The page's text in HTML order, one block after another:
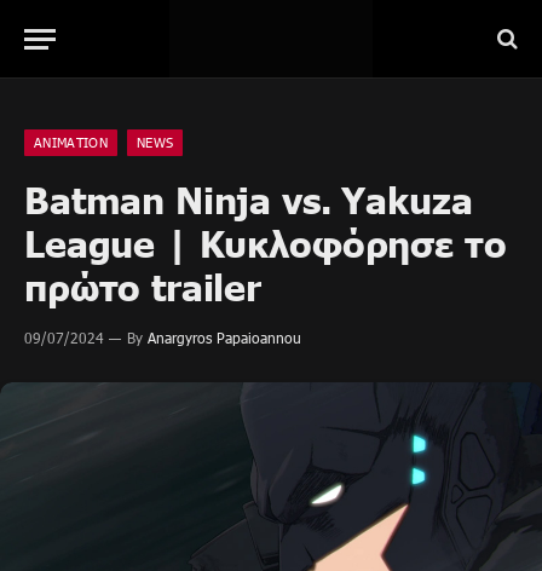
ANIMATION NEWS
Batman Ninja vs. Yakuza
League | Κυκλοφόρησε το
πρώτο trailer
09/07/2024 By Anargyros Papaioannou